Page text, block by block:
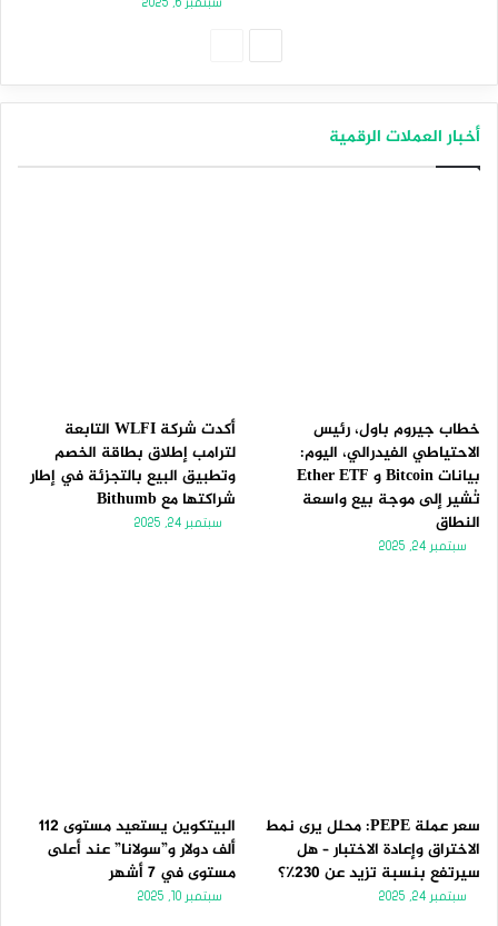
أخبار العملات الرقمية
خطاب جيروم باول، رئيس
الاحتياطي الفيدرالي، اليوم:
بيانات Bitcoin و Ether ETF
تُشير إلى موجة بيع واسعة
النطاق
سبتمبر 24, 2025
أكدت شركة WLFI التابعة
لترامب إطلاق بطاقة الخصم
وتطبيق البيع بالتجزئة في إطار
شراكتها مع Bithumb
سبتمبر 24, 2025
سعر عملة PEPE: محلل يرى نمط
الاختراق وإعادة الاختبار – هل
سيرتفع بنسبة تزيد عن 230٪؟
سبتمبر 24, 2025
البيتكوين يستعيد مستوى 112
ألف دولار و”سولانا” عند أعلى
مستوى في 7 أشهر
سبتمبر 10, 2025